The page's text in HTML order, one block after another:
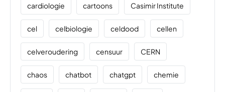
cardiologie cartoons Casimir Institute
cel celbiologie celdood cellen
celveroudering censuur CERN
chaos chatbot chatgpt chemie